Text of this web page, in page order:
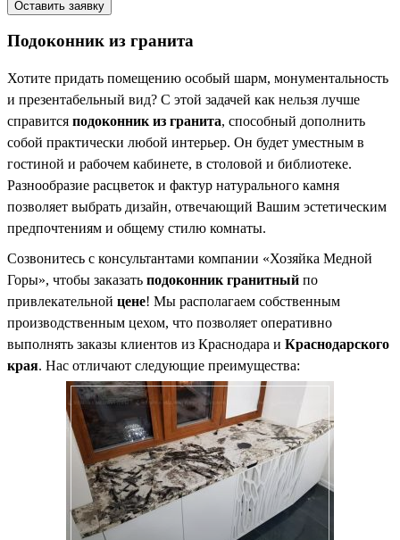
Подоконник из гранита
Хотите придать помещению особый шарм, монументальность
и презентабельный вид? С этой задачей как нельзя лучше
справится подоконник из гранита, способный дополнить
собой практически любой интерьер. Он будет уместным в
гостиной и рабочем кабинете, в столовой и библиотеке.
Разнообразие расцветок и фактур натурального камня
позволяет выбрать дизайн, отвечающий Вашим эстетическим
предпочтениям и общему стилю комнаты.
Созвонитесь с консультантами компании «Хозяйка Медной
Горы», чтобы заказать подоконник гранитный по
привлекательной цене! Мы располагаем собственным
производственным цехом, что позволяет оперативно
выполнять заказы клиентов из Краснодара и Краснодарского
края. Нас отличают следующие преимущества: